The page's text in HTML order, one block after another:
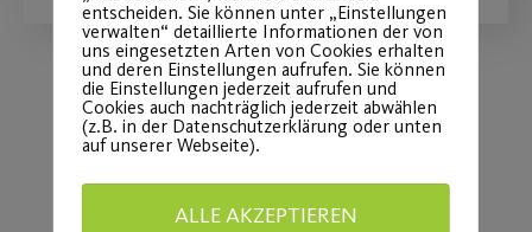
Load More
entscheiden. Sie können unter „Einstellungen
verwalten“ detaillierte Informationen der von
uns eingesetzten Arten von Cookies erhalten
und deren Einstellungen aufrufen. Sie können
die Einstellungen jederzeit aufrufen und
Cookies auch nachträglich jederzeit abwählen
(z.B. in der Datenschutzerklärung oder unten
auf unserer Webseite).
ALLE AKZEPTIEREN